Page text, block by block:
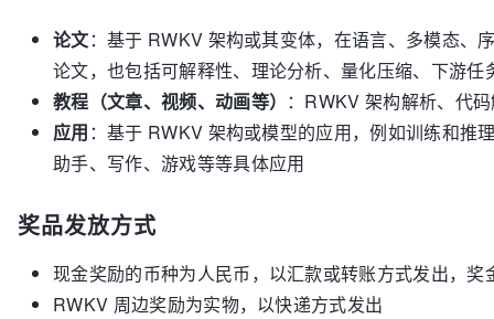
论文：基于 RWKV 架构或其变体，在语言、多模态、
论文，也包括可解释性、理论分析、量化压缩、下游任
教程（文章、视频、动画等） ：RWKV 架构解析、代
应用 ：基于 RWKV 架构或模型的应用，例如训练和推
助手、写作、游戏等等具体应用
奖品发放方式
现金奖励的币种为人民币，以汇款或转账方式发出，奖
RWKV 周边奖励为实物，以快递方式发出